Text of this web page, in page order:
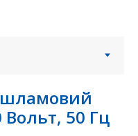
Вольт, 50 Гц